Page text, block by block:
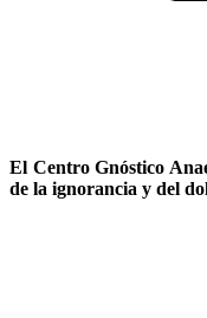
El Centro Gnóstico
de la ignorancia y del